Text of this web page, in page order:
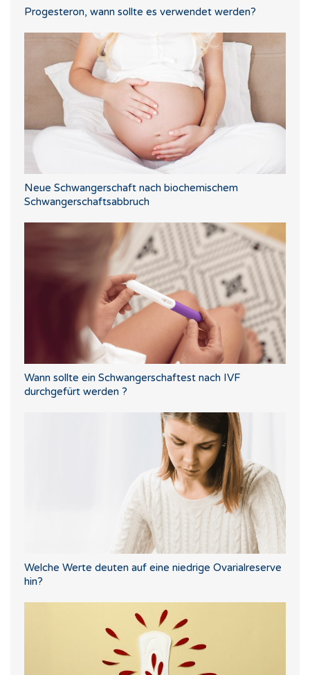
Progesteron, wann sollte es verwendet werden?
Neue Schwangerschaft nach biochemischem
Schwangerschaftsabbruch
Wann sollte ein Schwangerschaftest nach IVF
durchgefürt werden ?
Welche Werte deuten auf eine niedrige Ovarialreserve
hin?